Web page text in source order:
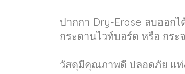
ปากกา Dry-Erase ลบออก
กระดานไวท์บอร์ด หรือ กร
วัสดุมีคุณภาพดี ปลอดภัย แท่